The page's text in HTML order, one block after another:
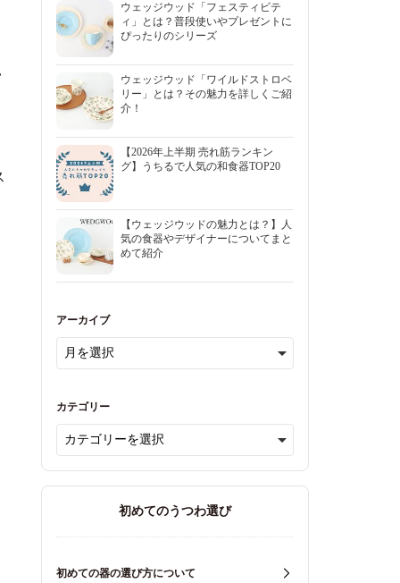
ウェッジウッド「フェスティビテ
ィ」とは？普段使いやプレゼントに
ぴったりのシリーズ
ウェッジウッド「ワイルドストロベ
リー」とは？その魅力を詳しくご紹
介！
【2026年上半期 売れ筋ランキン
グ】うちるで人気の和食器TOP20
【ウェッジウッドの魅力とは？】人
気の食器やデザイナーについてまと
めて紹介
アーカイブ
カテゴリー
初めてのうつわ選び
初めての器の選び方について